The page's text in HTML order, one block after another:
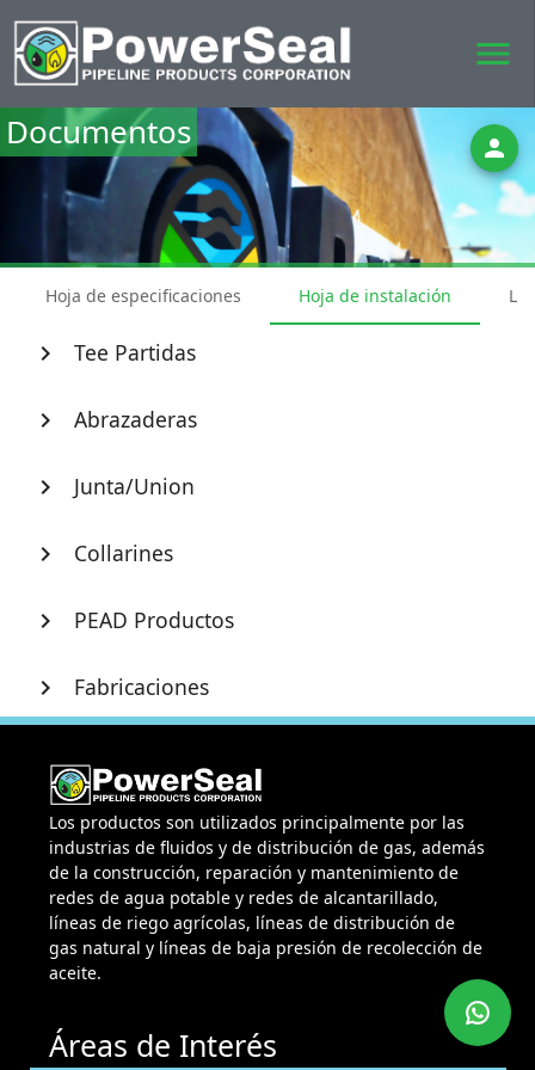
menu
person
Documentos
Hoja de especificaciones Hoja de instalación
chevron_right Tee Partidas
chevron_right Abrazaderas
chevron_right Junta/Union
chevron_right Collarines
chevron_right PEAD Productos
chevron_right Fabricaciones
Los productos son utilizados principalmente por las
industrias de fluidos y de distribución de gas, además
de la construcción, reparación y mantenimiento de
redes de agua potable y redes de alcantarillado,
líneas de riego agrícolas, líneas de distribución de
gas natural y líneas de baja presión de recolección de
aceite.
Áreas de Interés